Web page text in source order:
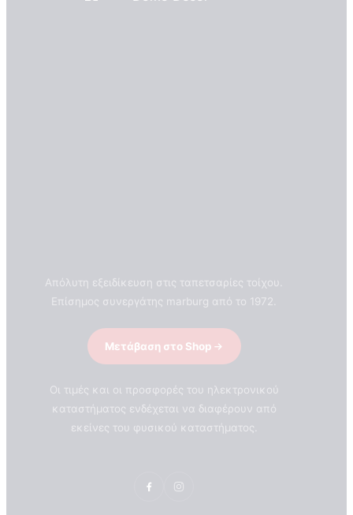
Απόλυτη εξειδίκευση στις ταπετσαρίες τοίχου.
Επίσημος συνεργάτης marburg από το 1972.
Μετάβαση στο Shop
Οι τιμές και οι προσφορές του ηλεκτρονικού
καταστήματος ενδέχεται να διαφέρουν από
εκείνες του φυσικού καταστήματος.